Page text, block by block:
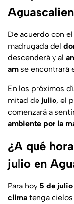
De acuerdo con
madrugada del
descenderá y al
am se encontrará
En los próximos
mitad de julio, el
comenzará a
ambiente por la
¿A qué
julio en
Para hoy 5 de
clima tenga